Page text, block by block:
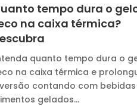
tempo dura o
na caixa térmica?
quanto tempo dura o
na caixa térmica e
contando com
gelados...